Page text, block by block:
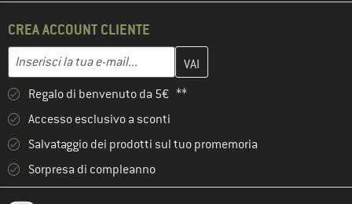
CREA ACCOUNT CLIENTE
Indirizzo e-mail
Inserisci qui il tuo indirizzo e-mail e crea il tuo account cliente
Regalo di benvenuto da 5€ **
Accesso esclusivo a sconti
Salvataggio dei prodotti sul tuo promemoria
Sorpresa di compleanno